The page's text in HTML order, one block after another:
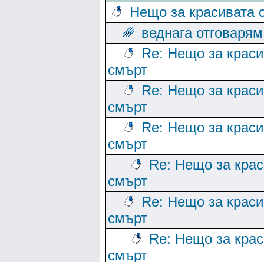
Нещо за красивата
веднага
Re: Нещо за
смърт
Re: Нещо за
смърт
Re: Нещо за
смърт
Re: Нещо за
смърт
Re: Нещо за
смърт
Re: Нещо за
смърт